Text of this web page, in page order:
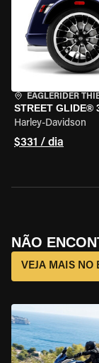
EAGLERIDER
STREET GLIDE®
Harley-Davidson
$331 / dia
NÃO
VEJA MAIS NO